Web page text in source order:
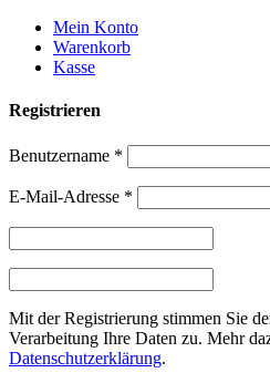
Weiter
zum
Inhalt
Mein Konto
Warenkorb
Kasse
Registrieren
Benutzername *
E-Mail-Adresse *
Mit der Registrierung stimmen Sie
Verarbeitung Ihre Daten zu. Mehr
Datenschutzerklärung.